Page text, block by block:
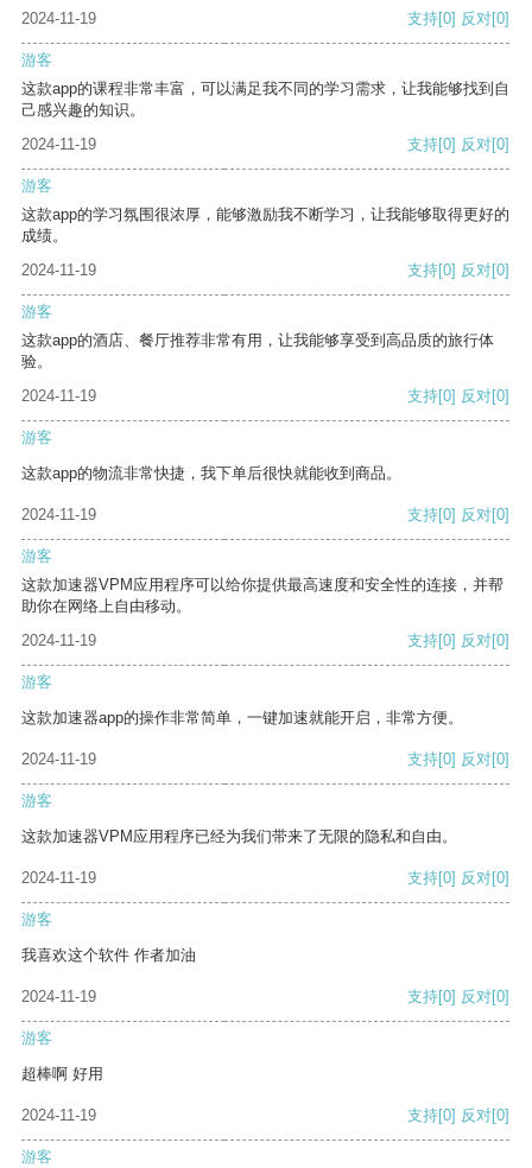
2024-11-19 支持[0] 反对[0]
游客
这款app的课程非常丰富，可以满足我不同的学习需求，让我能够找到自
己感兴趣的知识。
2024-11-19
支持[0] 反对[0]
游客
这款app的学习氛围很浓厚，能够激励我不断学习，让我能够取得更好的
成绩。
2024-11-19
支持[0] 反对[0]
游客
这款app的酒店、餐厅推荐非常有用，让我能够享受到高品质的旅行体
验。
2024-11-19
支持[0] 反对[0]
游客
这款app的物流非常快捷，我下单后很快就能收到商品。
2024-11-19 支持[0] 反对[0]
游客
这款加速器VPM应用程序可以给你提供最高速度和安全性的连接，并帮
助你在网络上自由移动。
2024-11-19
支持[0] 反对[0]
游客
这款加速器app的操作非常简单，一键加速就能开启，非常方便。
2024-11-19 支持[0] 反对[0]
游客
这款加速器VPM应用程序已经为我们带来了无限的隐私和自由。
2024-11-19 支持[0] 反对[0]
游客
我喜欢这个软件 作者加油
2024-11-19 支持[0] 反对[0]
游客
超棒啊 好用
2024-11-19 支持[0] 反对[0]
游客